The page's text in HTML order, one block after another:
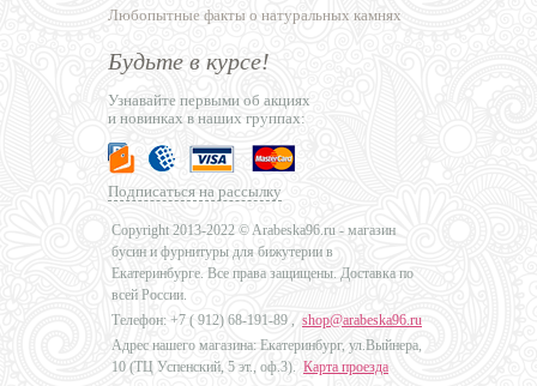
Любопытные факты о натуральных камнях
Будьте в курсе!
Узнавайте первыми об акциях
и новинках в наших группах:
Подписаться на рассылку
Copyright 2013-2022 © Arabeska96.ru - магазин
бусин и фурнитуры для бижутерии в
Екатеринбурге. Все права защищены. Доставка по
всей России.
Телефон: +7 ( 912) 68-191-89 , shop@arabeska96.ru
Адрес нашего магазина: Екатеринбург, ул.Выйнера,
10 (ТЦ Успенский, 5 эт., оф.3). Карта проезда